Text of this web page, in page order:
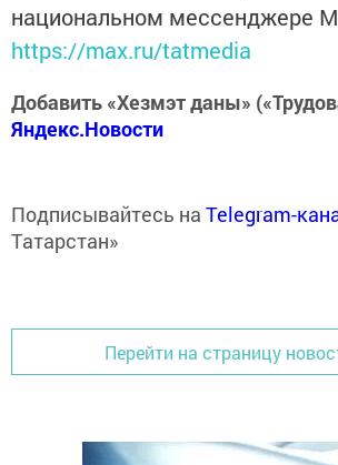
национальном мессенджере
https://max.ru/tatmedia
Добавить «Хезмэт даны»
Яндекс.Новости
Подписывайтесь на Telegram-
Татарстан»
Перейти на страницу